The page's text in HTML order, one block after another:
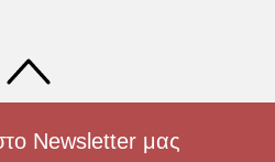
Newsletter μας